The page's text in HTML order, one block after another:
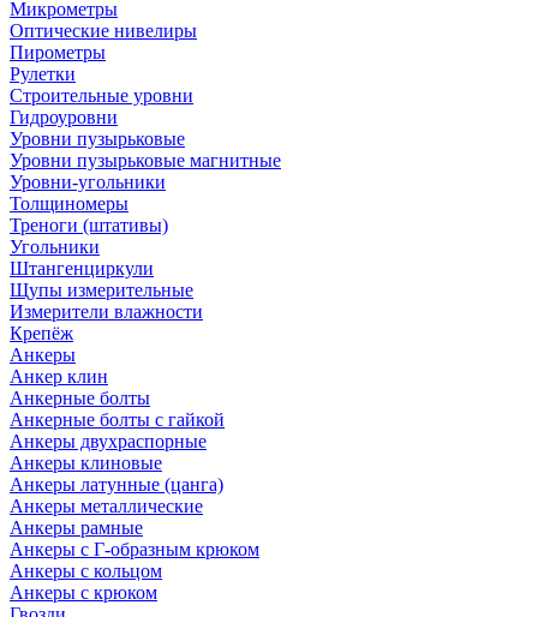
Микрометры
Оптические нивелиры
Пирометры
Рулетки
Строительные уровни
Гидроуровни
Уровни пузырьковые
Уровни пузырьковые магнитные
Уровни-угольники
Толщиномеры
Треноги (штативы)
Угольники
Штангенциркули
Щупы измерительные
Измерители влажности
Крепёж
Анкеры
Анкер клин
Анкерные болты
Анкерные болты с гайкой
Анкеры двухраспорные
Анкеры клиновые
Анкеры латунные (цанга)
Анкеры металлические
Анкеры рамные
Анкеры с Г-образным крюком
Анкеры с кольцом
Анкеры с крюком